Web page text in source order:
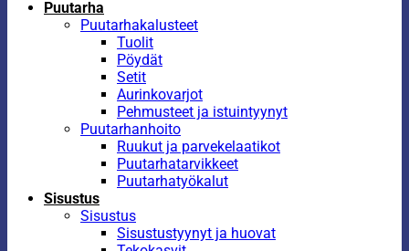
Puutarha
Puutarhakalusteet
Tuolit
Pöydät
Setit
Aurinkovarjot
Pehmusteet ja istuintyynyt
Puutarhanhoito
Ruukut ja parvekelaatikot
Puutarhatarvikkeet
Puutarhatyökalut
Sisustus
Sisustus
Sisustustyynyt ja huovat